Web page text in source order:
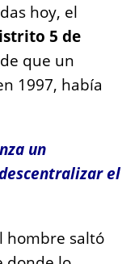
hoy, el
5 de
que un
1997, había
un
el
hombre saltó